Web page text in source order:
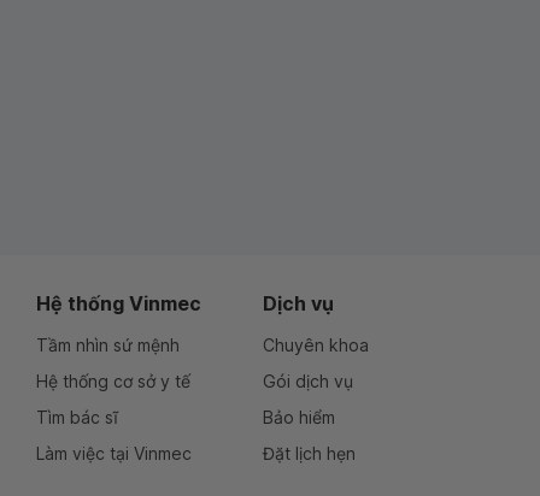
Hệ thống Vinmec
Tầm nhìn sứ mệnh
Hệ thống cơ sở y tế
Tìm bác sĩ
Làm việc tại Vinmec
Dịch vụ
Chuyên khoa
Gói dịch vụ
Bảo hiểm
Đặt lịch hẹn